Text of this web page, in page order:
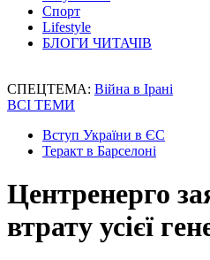
Спорт
Lifestyle
БЛОГИ ЧИТАЧІВ
СПЕЦТЕМА: Війна в Ірані
ВСІ ТЕМИ
Вступ України в ЄС
Теракт в Барселоні
Центренерго
втрату усієї